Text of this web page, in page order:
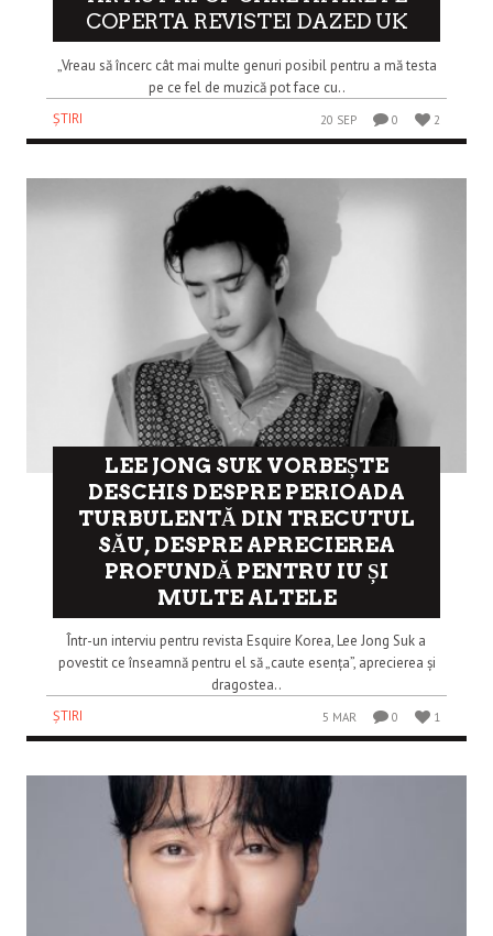
COPERTA REVISTEI DAZED UK
„Vreau să încerc cât mai multe genuri posibil pentru a mă testa
pe ce fel de muzică pot face cu..
ȘTIRI
20 SEP 0 2
LEE JONG SUK VORBEȘTE
DESCHIS DESPRE PERIOADA
TURBULENTĂ DIN TRECUTUL
SĂU, DESPRE APRECIEREA
PROFUNDĂ PENTRU IU ȘI
MULTE ALTELE
Într-un interviu pentru revista Esquire Korea, Lee Jong Suk a
povestit ce înseamnă pentru el să „caute esența”, aprecierea și
dragostea..
ȘTIRI
5 MAR 0 1